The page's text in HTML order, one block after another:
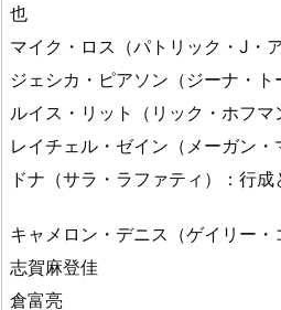
也
マイク・ロス（パトリック・J・
ジェシカ・ピアソン（ジーナ・
ルイス・リット（リック・ホフマ
レイチェル・ゼイン（メーガン・
ドナ（サラ・ラファティ）：行成
キャメロン・デニス（ゲイリー
志賀麻登佳
倉富亮